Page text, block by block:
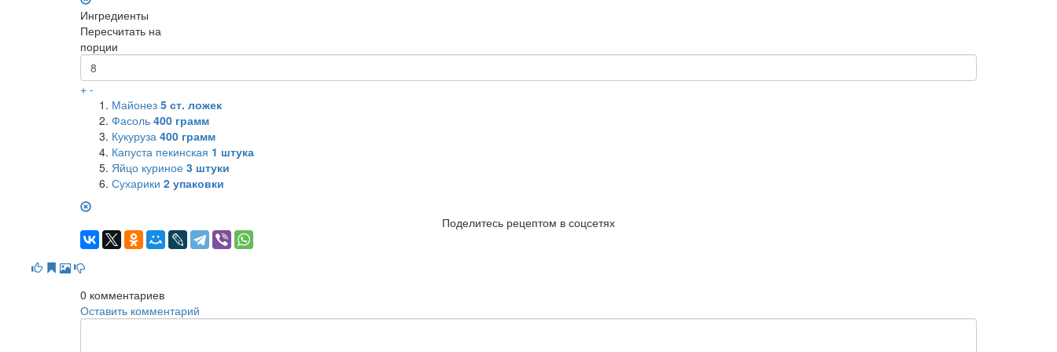
Ингредиенты
Пересчитать на
порции
+ -
Майонез 5 ст. ложек
Фасоль 400 грамм
Кукуруза 400 грамм
Капуста пекинская 1 штука
Яйцо куриное 3 штуки
Сухарики 2 упаковки
Поделитесь рецептом в соцсетях
0 комментариев
Оставить комментарий